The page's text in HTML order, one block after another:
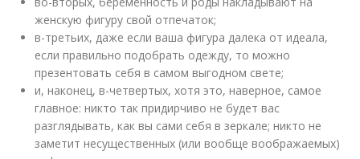
женскую фигуру свой отпечаток;
в-третьих, даже если ваша фигура далека от идеала,
если правильно подобрать одежду, то можно
презентовать себя в самом выгодном свете;
и, наконец, в-четвертых, хотя это, наверное, самое
главное: никто так придирчиво не будет вас
разглядывать, как вы сами себя в зеркале; никто не
заметит несущественных (или вообще воображаемых)